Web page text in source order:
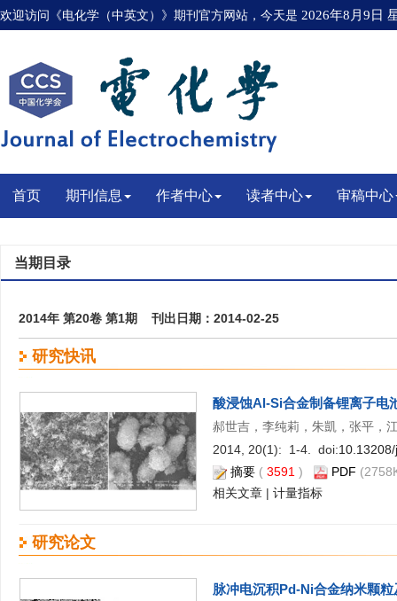
欢迎访问《电化学（中英文）》期刊官方网站，今天是 2026年8月9日
首页 期刊信息 作者中心 读者中心 审稿中心
当期目录
2014年 第20卷 第1期 刊出日期：2014-02-25
研究快讯
酸浸蚀Al-Si合金制备锂离子电
郝世吉，李纯莉，朱凱，张平，
2014, 20(1): 1-4. doi:
摘要( 3591 ) PDF
相关文章| 计量指标
研究论文
脉冲电沉积Pd-Ni合金纳米颗